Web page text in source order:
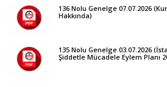
136 Nolu Genelge 07.07.2026
Hakkında)
135 Nolu Genelge 03.07.2026
Şiddetle Mücadele Eylem Planı